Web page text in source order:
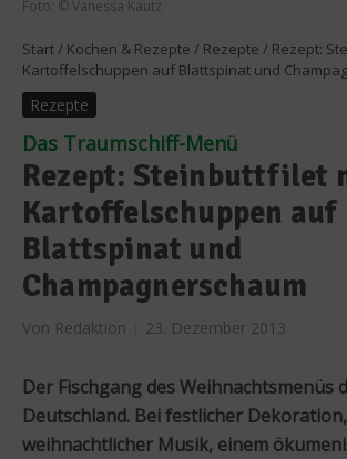
Foto: © Vanessa Kautz
Start / Kochen & Rezepte / Rezepte / Rezept:
Kartoffelschuppen auf Blattspinat und
Rezepte
Das Traumschiff-Menü
Rezept: Steinbuttfilet
Kartoffelschuppen auf
Blattspinat und
Champagnerschaum
Von Redaktion 23. Dezember 2013
Der Fischgang des Weihnachtsmenüs
Deutschland. Bei festlicher Dekoration,
weihnachtlicher Musik, einem